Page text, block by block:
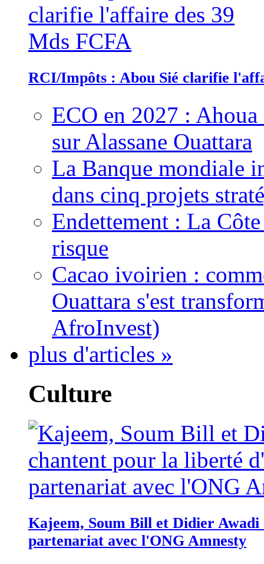
RCI/Impôts : Abou Sié clarifie
ECO en 2027 :
sur Alassane Ouattara
La Banque mondiale
dans cinq projets
Endettement : La
risque
Cacao ivoirien :
Ouattara s'est
AfroInvest)
plus d'articles »
Culture
Kajeem, Soum Bill et Didier
partenariat avec l'ONG Amnesty